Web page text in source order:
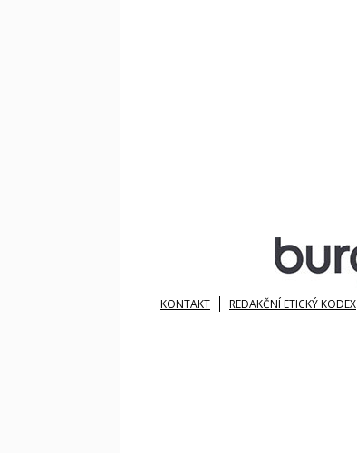
KONTAKT REDAKČNÍ ETICKÝ KODEX